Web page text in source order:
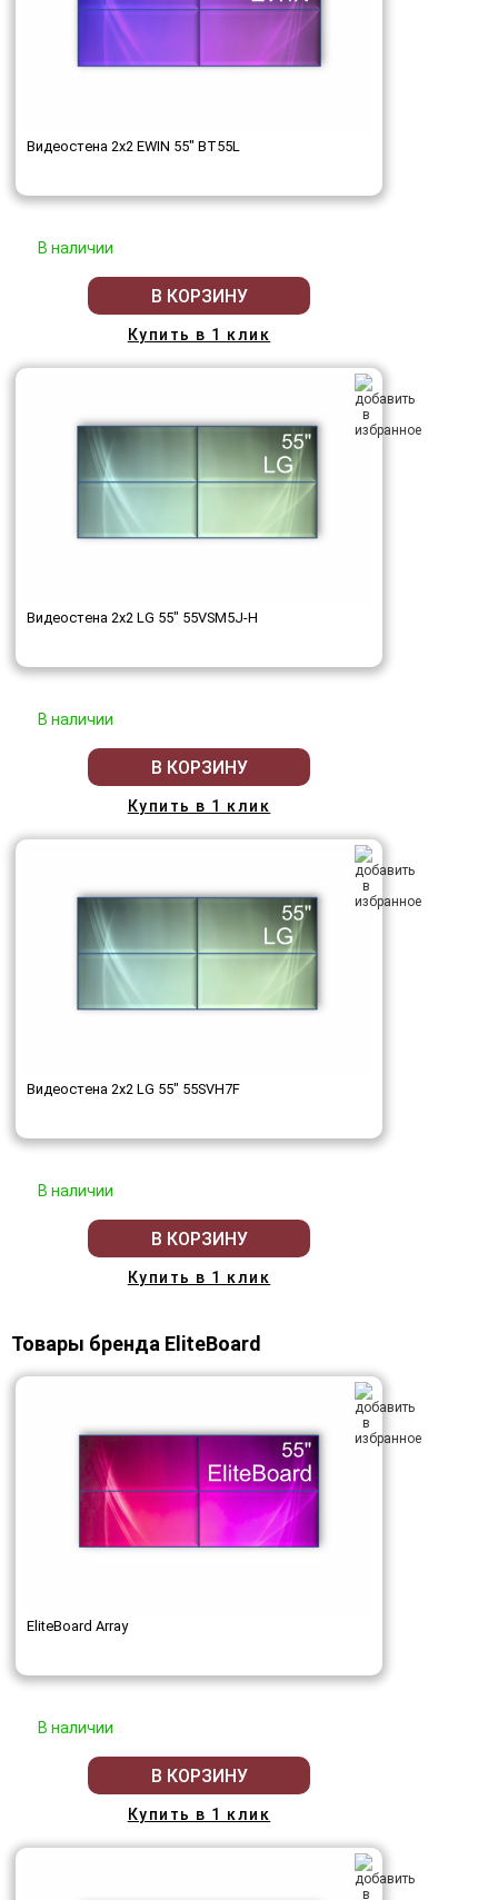
Видеостена 2x2 EWIN 55" BT55L
В наличии
В КОРЗИНУ
Купить в 1 клик
Видеостена 2x2 LG 55" 55VSM5J-H
В наличии
В КОРЗИНУ
Купить в 1 клик
Видеостена 2x2 LG 55" 55SVH7F
В наличии
В КОРЗИНУ
Купить в 1 клик
Товары бренда EliteBoard
EliteBoard Array
В наличии
В КОРЗИНУ
Купить в 1 клик